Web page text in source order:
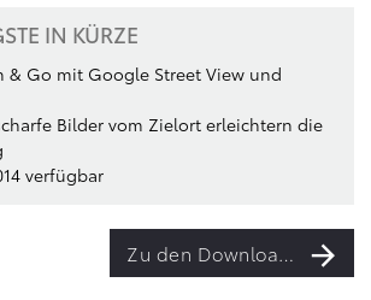
IN KÜRZE
& Go mit Google Street View und
Bilder vom Zielort erleichtern die
verfügbar
Zu den Downloads